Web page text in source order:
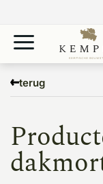
terug
dakmortel